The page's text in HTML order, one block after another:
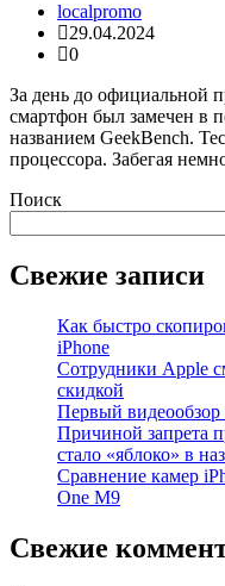
localpromo
29.04.2024
0
За день до официальной
смартфон был замечен в
названием GeekBench.
процессора. Забегая
Поиск
Свежие записи
Как быстро
iPhone
Сотрудники Apple
скидкой
Первый
Причиной запрета
стало «яблоко» в
Cравнение камер
One M9
Свежие